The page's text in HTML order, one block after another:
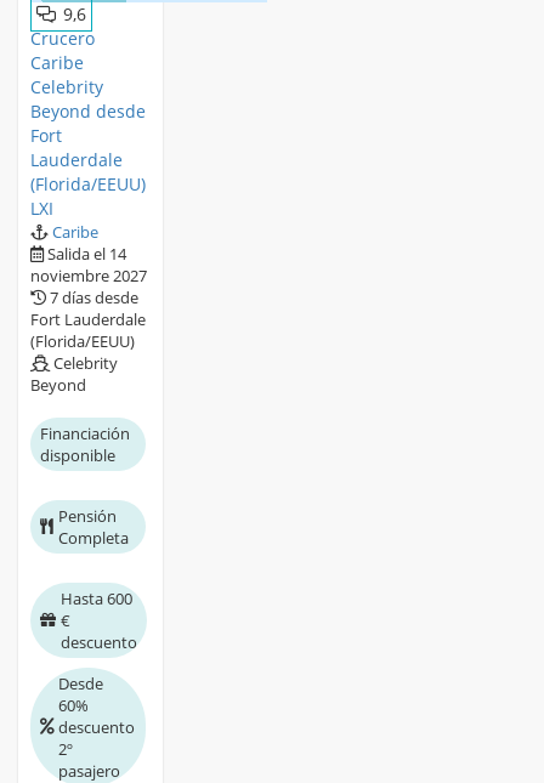
9,6
Crucero
Caribe
Celebrity
Beyond desde
Fort
Lauderdale
(Florida/EEUU)
LXI
Caribe
Salida el 14
noviembre 2027
7 días desde
Fort Lauderdale
(Florida/EEUU)
Celebrity
Beyond
Financiación
disponible
Pensión
Completa
Hasta 600
€
descuento
Desde
60%
descuento
2º
pasajero